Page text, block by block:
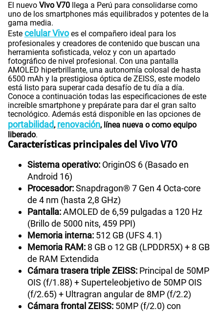
El nuevo Vivo V70 llega a Perú para consolidarse como
uno de los smartphones más equilibrados y potentes de la
gama media.
Este celular Vivoes el compañero ideal para los
profesionales y creadores de contenido que buscan una
herramienta sofisticada, veloz y con un apartado
fotográfico de nivel profesional. Con una pantalla
AMOLED hiperbrillante, una autonomía colosal de hasta
6500 mAh y la prestigiosa óptica de ZEISS, este modelo
está listo para superar cada desafío de tu día a día.
Conoce a continuación todas las especificaciones de este
increíble smartphone y prepárate para dar el gran salto
tecnológico. Además está disponible en las opciones de
portabilidad, renovación, línea nueva o como equipo
liberado.
Características principales del Vivo V70
Sistema operativo: OriginOS 6 (Basado en
Android 16)
Procesador:Snapdragon® 7 Gen 4 Octa-core
de 4 nm (hasta 2,8 GHz)
Pantalla:AMOLED de 6,59 pulgadas a 120 Hz
(Brillo de 5000 nits, 459 PPI)
Memoria interna: 512 GB (UFS 4.1)
Memoria RAM: 8 GB o 12 GB (LPDDR5X) + 8 GB
de RAM Extendida
Cámara trasera triple ZEISS: Principal de 50MP
OIS (f/1.88) + Superteleobjetivo de 50MP OIS
(f/2.65) + Ultragran angular de 8MP (f/2.2)
Cámara frontal ZEISS: 50MP (f/2.0) con